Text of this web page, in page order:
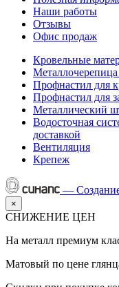
Наши работы
Отзывы
Офис продаж
Кровельные
Металлочерепица
Профнастил для
Профнастил для
Металлический
Водосточная
доставкой
Вентиляция
Крепеж
—
×
СНИЖЕНИЕ ЦЕН
На металл премиум
Матовый по цене